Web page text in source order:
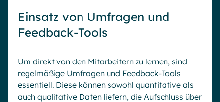
Einsatz von Umfragen und
Feedback-Tools
Um direkt von den Mitarbeitern zu lernen, sind
regelmäßige Umfragen und Feedback-Tools
essentiell. Diese können sowohl quantitative als
auch qualitative Daten liefern, die Aufschluss über